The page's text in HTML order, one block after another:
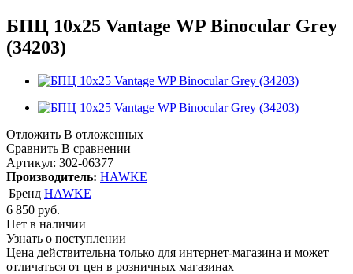
БПЦ 10х25 Vantage WP Binocular Grey
(34203)
Отложить В отложенных
Сравнить В сравнении
Артикул: 302-06377
Производитель: HAWKE
Бренд HAWKE
6 850 руб.
Нет в наличии
Узнать о поступлении
Цена действительна только для интернет-магазина и может
отличаться от цен в розничных магазинах